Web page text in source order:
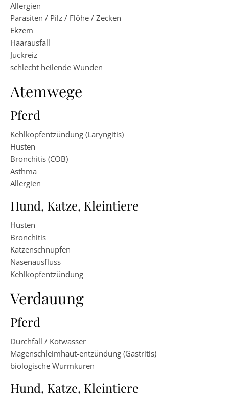
Allergien
Parasiten / Pilz / Flöhe / Zecken
Ekzem
Haarausfall
Juckreiz
schlecht heilende Wunden
Atemwege
Pferd
Kehlkopfentzündung (Laryngitis)
Husten
Bronchitis (COB)
Asthma
Allergien
Hund, Katze, Kleintiere
Husten
Bronchitis
Katzenschnupfen
Nasenausfluss
Kehlkopfentzündung
Verdauung
Pferd
Durchfall / Kotwasser
Magenschleimhaut-entzündung (Gastritis)
biologische Wurmkuren
Hund, Katze, Kleintiere